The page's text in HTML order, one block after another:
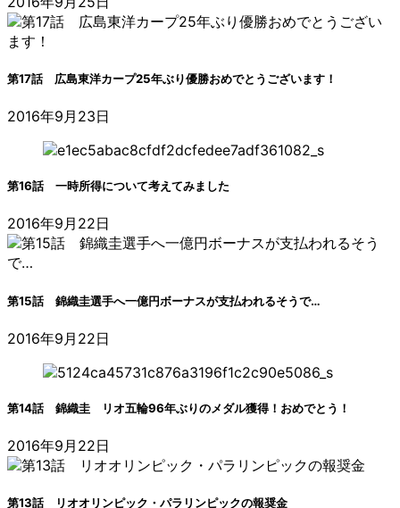
第17話 広島東洋カープ25年ぶり優勝おめでとうございます！
2016年9月23日
第16話 一時所得について考えてみました
2016年9月22日
第15話 錦織圭選手へ一億円ボーナスが支払われるそうで…
2016年9月22日
第14話 錦織圭 リオ五輪96年ぶりのメダル獲得！おめでとう！
2016年9月22日
第13話 リオオリンピック・パラリンピックの報奨金